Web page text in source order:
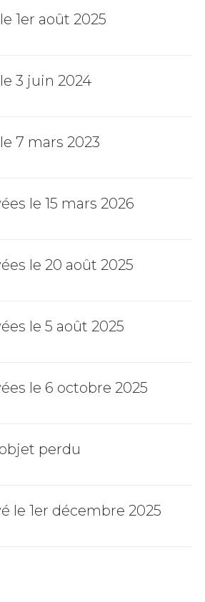
1er août 2025
3 juin 2024
7 mars 2023
le 15 mars 2026
le 20 août 2025
le 5 août 2025
le 6 octobre 2025
perdu
le 1er décembre 2025